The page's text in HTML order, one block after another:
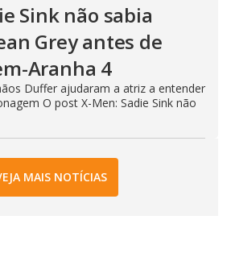
Sink não sabia
Grey antes de
Aranha 4
Duffer ajudaram a atriz a entender
O post X-Men: Sadie Sink não
MAIS NOTÍCIAS